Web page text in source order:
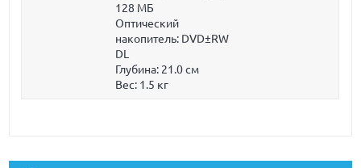
128 МБ
Оптический
накопитель: DVD±RW
DL
Глубина: 21.0 см
Вес: 1.5 кг